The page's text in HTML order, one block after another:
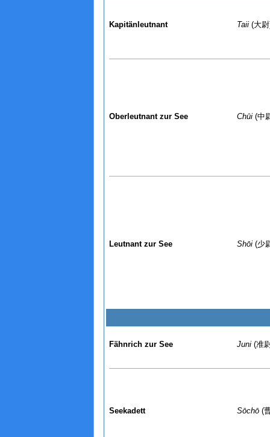
Kapitänleutnant Taii(大尉
Oberleutnant zur See Chūi(中
Leutnant zur See Shōi(少
Fähnrich zur See Juni(准
Seekadett Sōchō(